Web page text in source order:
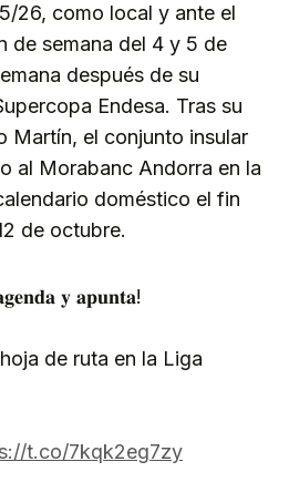
26, como local y ante el
de semana del 4 y 5 de
después de su
Endesa. Tras su
Martín, el conjunto insular
al Morabanc Andorra en la
doméstico el fin
de octubre.
𝐲 𝐚𝐩𝐮𝐧𝐭𝐚!
de ruta en la Liga
t.co/7kqk2eg7zy